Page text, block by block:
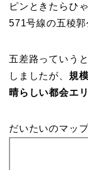
ピンときたらひ
571号線の五稜
五差路っていう
しましたが、 規
晴らしい都会エ
だいたいのマッ